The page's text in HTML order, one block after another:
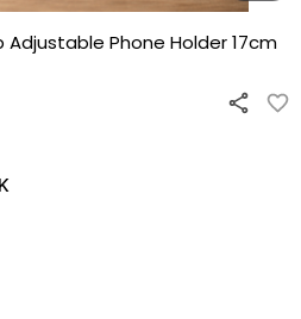
Adjustable Phone Holder 17cm